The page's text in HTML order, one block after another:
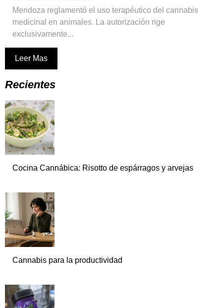
Mendoza reglamentó el uso terapéutico del cannabis
medicinal en animales. La autorización rige
exclusivamente...
Leer Mas
Recientes
Cocina Cannábica: Risotto de espárragos y arvejas
Cannabis para la productividad